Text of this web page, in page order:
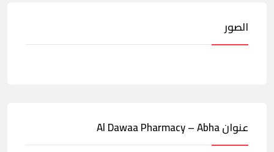
الصور
عنوان Al Dawaa Pharmacy – Abha